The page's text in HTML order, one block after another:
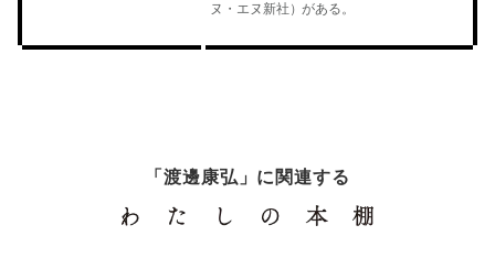
ヌ・エヌ新社）がある。
「渡邊康弘」に関連する